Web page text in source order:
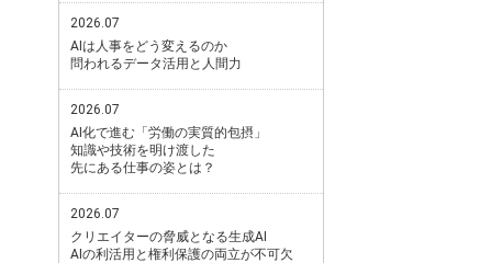
2026.07
AIは人事をどう変えるのか
問われるデータ活用と人間力
2026.07
AI化で進む「労働の実質的包摂」
知識や技術を明け渡した
先にある仕事の姿とは？
2026.07
クリエイターの脅威となる生成AI
AIの利活用と権利保護の両立が不可欠